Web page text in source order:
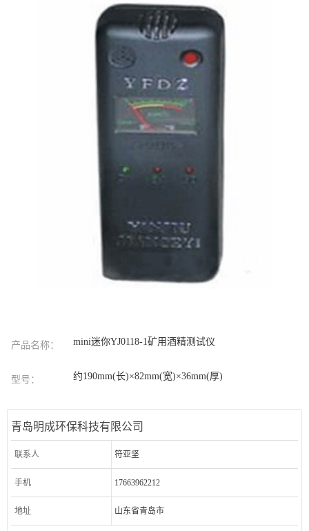
产品名称： mini迷你YJ0118-1矿用酒精测试仪
型号： 约190mm(长)×82mm(宽)×36mm(厚)
青岛明成环保科技有限公司
联系人 符亚坚
手机 17663962212
地址 山东省青岛市